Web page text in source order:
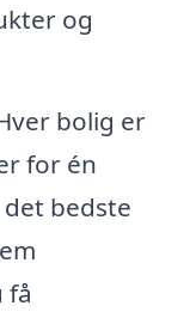
og
bolig er
for én
bedste
få